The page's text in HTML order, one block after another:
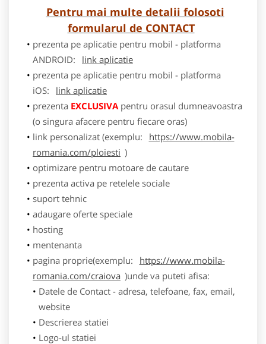
Pentru mai multe detalii folosoti
formularul de CONTACT
prezenta pe aplicatie pentru mobil - platforma
ANDROID:
link aplicatie
prezenta pe aplicatie pentru mobil - platforma
iOS:
link aplicatie
prezenta EXCLUSIVApentru orasul dumneavoastra
(o singura afacere pentru fiecare oras)
link personalizat (exemplu:
https://www.mobila-
romania.com/ploiesti )
optimizare pentru motoare de cautare
prezenta activa pe retelele sociale
suport tehnic
adaugare oferte speciale
hosting
mentenanta
pagina proprie(exemplu:
https://www.mobila-
romania.com/craiova )unde va puteti afisa:
Datele de Contact - adresa, telefoane, fax, email,
website
Descrierea statiei
Logo-ul statiei